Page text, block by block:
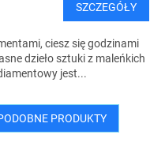
SZCZEGÓŁY
ciesz się godzinami
dzieło sztuki z maleńkich
jest...
PRODUKTY